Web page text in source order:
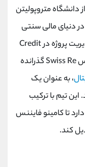
دانشگاه متروپولیتن
دنیای مالی سنتی
است و هفت سال را در بخش خدمات و مدیریت پروژه در Credit
Suisse و هشت سال به عنوان معاون رئیس Swiss Re گذرانده
، به عنوان یک
تیم با ترکیب
تا کامینو فایننس
کند.